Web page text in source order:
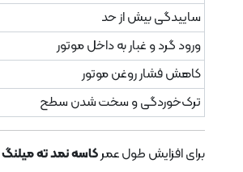
ساییدگی بیش از حد
ورود گرد و غبار به داخل موتور
کاهش فشار روغن موتور
ترک‌خوردگی و سخت شدن سطح
برای افزایش طول عمرکاسه نمد ته میلنگ